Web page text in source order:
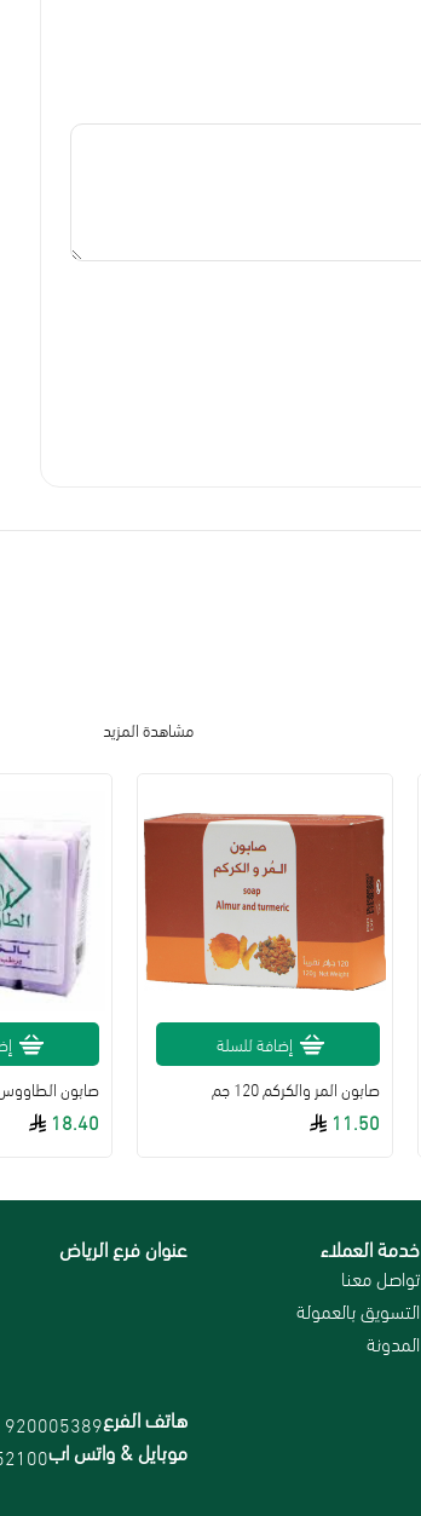
مشاهدة المزيد
صابون المر والكركم 120 جم
11.50
إضافة للسلة
18.40
خدمة العملاء
تواصل معنا
التسويق بالعمولة
المدونة
عنوان فرع الرياض
هاتف الفرع920005389
موبايل & واتس اب